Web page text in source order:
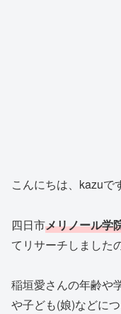
こんにちは、kazuで
四日市メリノール学
てリサーチしました
稲垣愛さんの年齢や
や子ども(娘)などにつ